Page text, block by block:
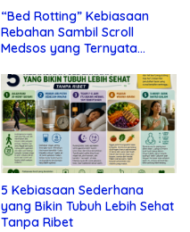
“Bed Rotting” Kebiasaan
Rebahan Sambil Scroll
Medsos yang Ternyata
5 Kebiasaan Sederhana
yang Bikin Tubuh Lebih Sehat
Tanpa Ribet